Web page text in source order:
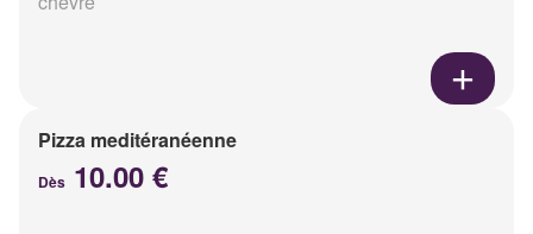
Pizza meditéranéenne
Dès 10.00 €